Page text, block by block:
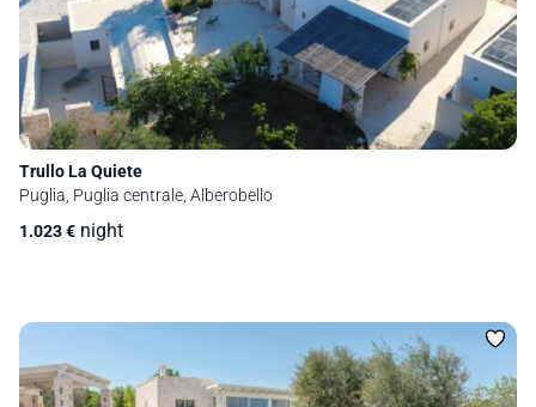
Trullo La Quiete
Puglia, Puglia centrale, Alberobello
1.023€ night